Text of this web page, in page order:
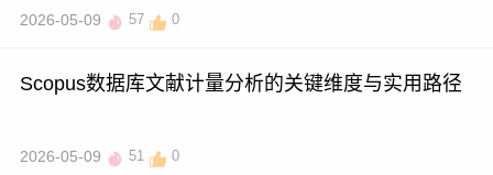
2026-05-09 57 0
Scopus数据库文献计量分析的关键维度与实用路径
2026-05-09 51 0